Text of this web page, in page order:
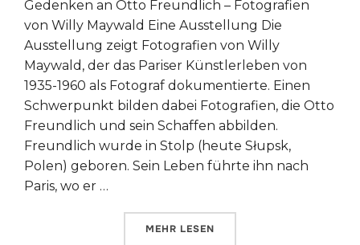
Gedenken an Otto Freundlich – Fotografien
von Willy Maywald Eine Ausstellung Die
Ausstellung zeigt Fotografien von Willy
Maywald, der das Pariser Künstlerleben von
1935-1960 als Fotograf dokumentierte. Einen
Schwerpunkt bilden dabei Fotografien, die Otto
Freundlich und sein Schaffen abbilden.
Freundlich wurde in Stolp (heute Słupsk,
Polen) geboren. Sein Leben führte ihn nach
Paris, wo er …
MEHR ÜBER „KÜNSTLER, FREUNDE,
LESEN